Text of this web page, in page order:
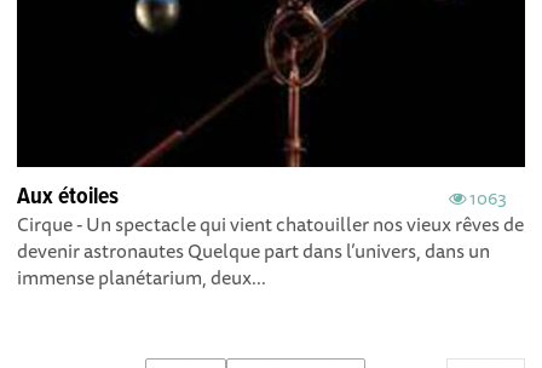
1063
Aux étoiles
Cirque - Un spectacle qui vient chatouiller nos vieux rêves de
devenir astronautes Quelque part dans l’univers, dans un
immense planétarium, deux...